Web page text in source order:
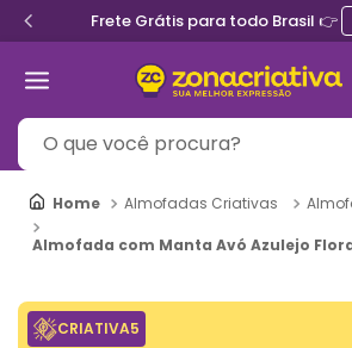
Frete Grátis para todo Brasil 👉
O que você procura?
Almofadas Criativas
Almofada com Manta Avó Azulejo
CRIATIVA5